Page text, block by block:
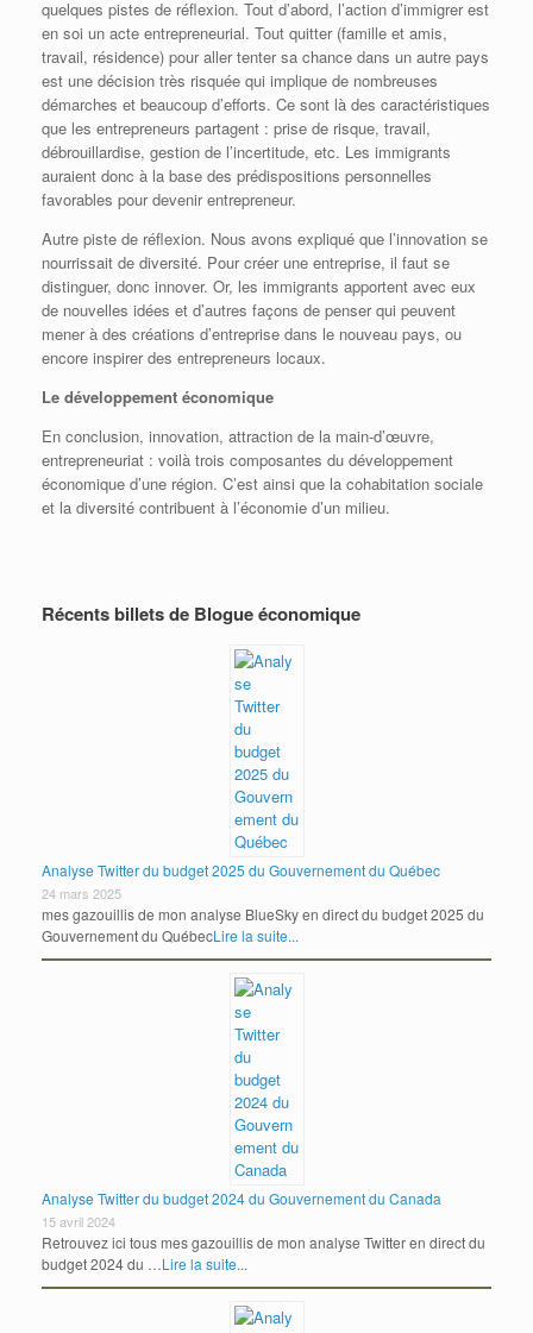
quelques pistes de réflexion. Tout d’abord, l’action d’immigrer est
en soi un acte entrepreneurial. Tout quitter (famille et amis,
travail, résidence) pour aller tenter sa chance dans un autre pays
est une décision très risquée qui implique de nombreuses
démarches et beaucoup d’efforts. Ce sont là des caractéristiques
que les entrepreneurs partagent : prise de risque, travail,
débrouillardise, gestion de l’incertitude, etc. Les immigrants
auraient donc à la base des prédispositions personnelles
favorables pour devenir entrepreneur.
Autre piste de réflexion. Nous avons expliqué que l’innovation se
nourrissait de diversité. Pour créer une entreprise, il faut se
distinguer, donc innover. Or, les immigrants apportent avec eux
de nouvelles idées et d’autres façons de penser qui peuvent
mener à des créations d’entreprise dans le nouveau pays, ou
encore inspirer des entrepreneurs locaux.
Le développement économique
En conclusion, innovation, attraction de la main-d’œuvre,
entrepreneuriat : voilà trois composantes du développement
économique d’une région. C’est ainsi que la cohabitation sociale
et la diversité contribuent à l’économie d’un milieu.
Récents billets de Blogue économique
Analyse Twitter du budget 2025 du Gouvernement du Québec
24 mars 2025
mes gazouillis de mon analyse BlueSky en direct du budget 2025 du
Gouvernement du QuébecLire la suite...
Analyse Twitter du budget 2024 du Gouvernement du Canada
15 avril 2024
Retrouvez ici tous mes gazouillis de mon analyse Twitter en direct du
budget 2024 du …Lire la suite...